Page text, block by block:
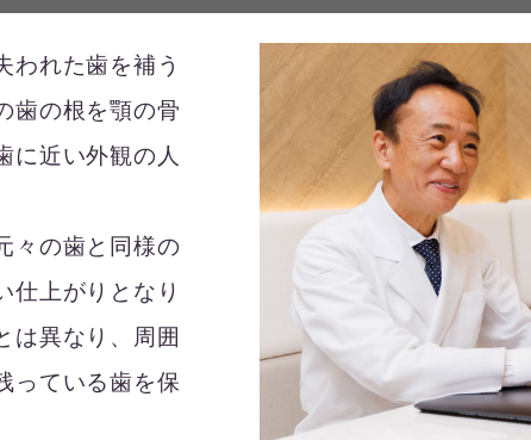
われた歯を補う
歯の根を顎の骨
に近い外観の人
々の歯と同様の
仕上がりとなり
は異なり、周囲
っている歯を保